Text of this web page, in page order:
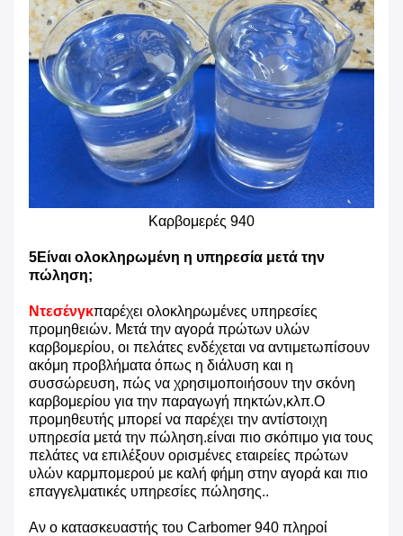
Καρβομερές 940
5Είναι ολοκληρωμένη η υπηρεσία μετά την
πώληση;
Ντεσένγκπαρέχει ολοκληρωμένες υπηρεσίες
προμηθειών. Μετά την αγορά πρώτων υλών
καρβομερίου, οι πελάτες ενδέχεται να αντιμετωπίσουν
ακόμη προβλήματα όπως η διάλυση και η
συσσώρευση, πώς να χρησιμοποιήσουν την σκόνη
καρβομερίου για την παραγωγή πηκτών,κλπ.Ο
προμηθευτής μπορεί να παρέχει την αντίστοιχη
υπηρεσία μετά την πώληση.είναι πιο σκόπιμο για τους
πελάτες να επιλέξουν ορισμένες εταιρείες πρώτων
υλών καρμπομερού με καλή φήμη στην αγορά και πιο
επαγγελματικές υπηρεσίες πώλησης..
Αν ο κατασκευαστής του Carbomer 940 πληροί